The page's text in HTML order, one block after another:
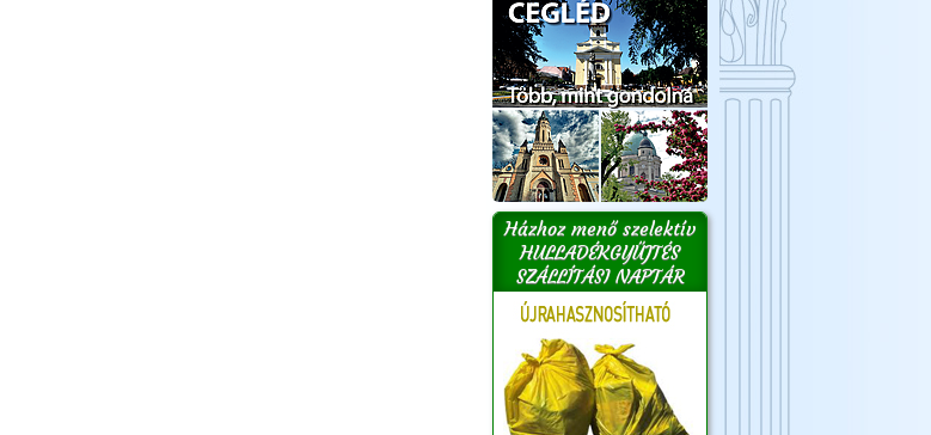
Házhoz menő szelektív
HULLADÉKGYŰJTÉS
SZÁLLÍTÁSI NAPTÁR